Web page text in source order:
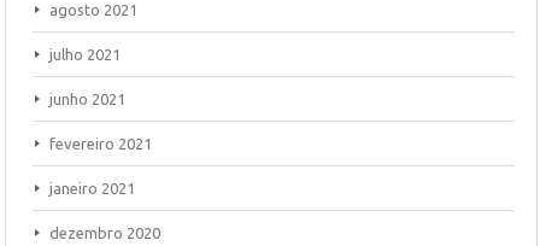
agosto 2021
julho 2021
junho 2021
fevereiro 2021
janeiro 2021
dezembro 2020